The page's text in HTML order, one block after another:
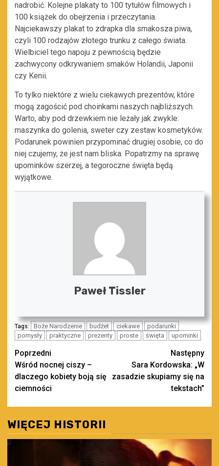
nadrobić. Kolejne plakaty to 100 tytułów filmowych i
100 książek do obejrzenia i przeczytania.
Najciekawszy plakat to zdrapka dla smakosza piwa,
czyli 100 rodzajów złotego trunku z całego świata.
Wielbiciel tego napoju z pewnością będzie
zachwycony odkrywaniem smaków Holandii, Japonii
czy Kenii.
To tylko niektóre z wielu ciekawych prezentów, które
mogą zagościć pod choinkami naszych najbliższych.
Warto, aby pod drzewkiem nie leżały jak zwykle:
maszynka do golenia, sweter czy zestaw kosmetyków.
Podarunek powinien przypominać drugiej osobie, co do
niej czujemy, że jest nam bliska. Popatrzmy na sprawę
upominków szerzej, a tegoroczne święta będą
wyjątkowe.
Paweł Tissler
Tags: Boże Narodzenie budżet ciekawe
podarunki
pomysły
praktyczne prezenty proste święta upominki
Zobacz
wpisy
Poprzedni
Wśród nocnej ciszy –
dlaczego kobiety boją się
ciemności
Następny
Sara Kordowska: „W
zasadzie skupiamy się na
tekstach”
WIĘCEJ HISTORII